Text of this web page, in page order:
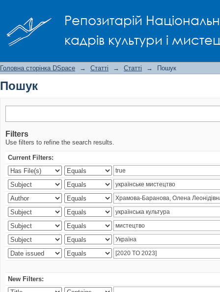
Репозитарій
кадрів культури і
Головна сторінка DSpace → Статті → Статті → Пошук
Пошук
Filters
Use filters to refine the search results.
Current Filters:
New Filters: